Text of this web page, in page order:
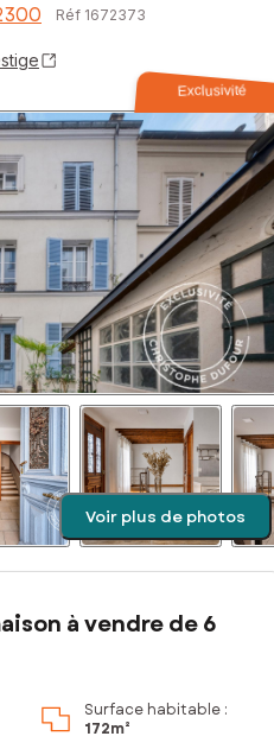
Réf 1672373
Exclusivité
Voir plus de photos
à vendre de 6
Surface habitable :
172m²